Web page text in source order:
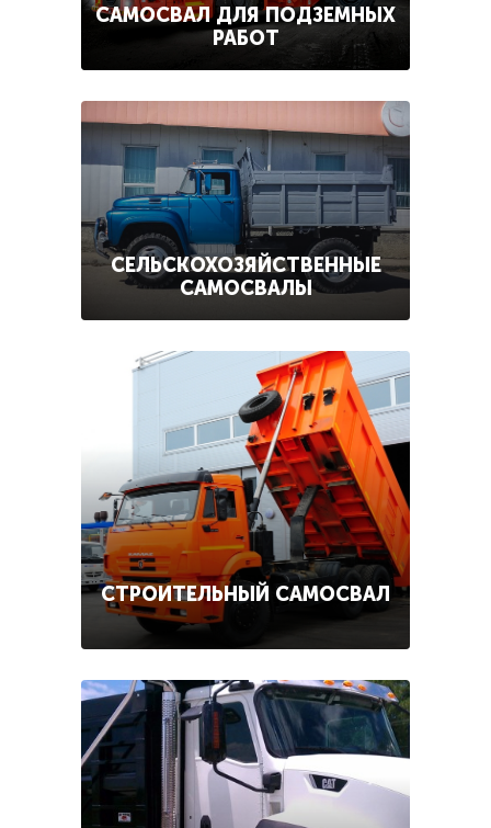
САМОСВАЛ ДЛЯ ПОДЗЕМНЫХ
РАБОТ
СЕЛЬСКОХОЗЯЙСТВЕННЫЕ
САМОСВАЛЫ
СТРОИТЕЛЬНЫЙ САМОСВАЛ